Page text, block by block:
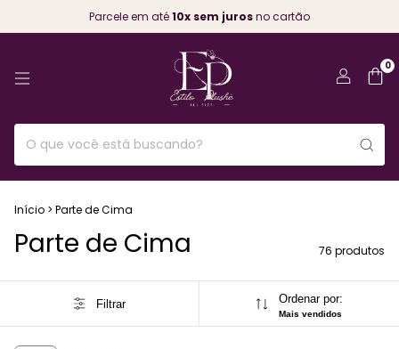
Frete grátis nas compras acima deR$699,00
0
Início > Parte de Cima
Parte de Cima 76 produtos
Filtrar Ordenar por:
Mais vendidos